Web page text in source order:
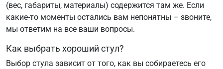
(вес, габариты, материалы) содержится там же. Если
какие-то моменты остались вам непонятны – звоните,
мы ответим на все ваши вопросы.
Как выбрать хороший стул?
Выбор стула зависит от того, как вы собираетесь его